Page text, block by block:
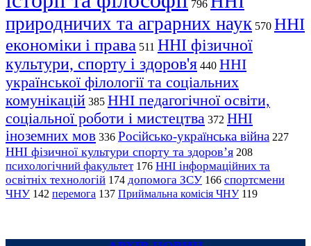
796
природничих та аграрних наук 570 ННІ
економіки і права 511 ННІ фізичної
культури, спорту і здоров'я 440 ННІ
української філології та соціальних
комунікацій 385 ННІ педагогічної освіти,
соціальної роботи і мистецтва 372 ННІ
іноземних мов 336 Російсько-українська війна 227
ННІ фізичної культури спорту та здоров’я 208
психологічний факультет 176 ННІ інформаційних та
освітніх технологій 174 допомога ЗСУ 166 спортсмени
ЧНУ 142 перемога 137 Приймальна комісія ЧНУ 119